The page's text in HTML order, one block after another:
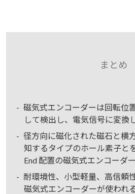
まとめ
磁気式エンコーダーは回転位
して検出し、電気信号に変換
径方向に磁化された磁石と横
知するタイプのホール素子と
End 配置の磁気式エンコーダ
耐環境性、小型軽量、高信頼
磁気式エンコーダーが使われる